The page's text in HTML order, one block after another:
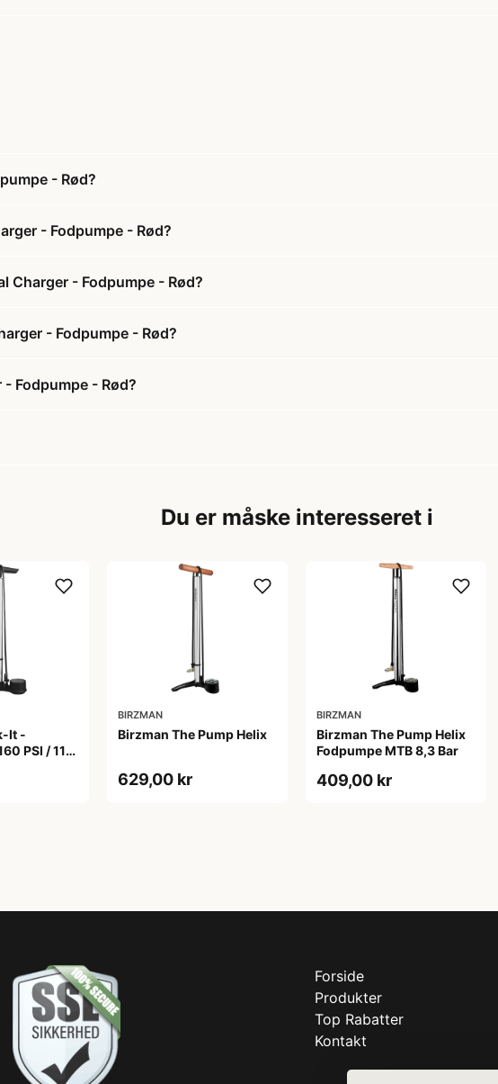
- Rød?
- Fodpumpe - Rød?
Charger - Fodpumpe - Rød?
- Fodpumpe - Rød?
Fodpumpe - Rød?
Du er måske interesseret i
It -
PSI / 11
BIRZMAN
Birzman The Pump Helix
629,00 kr
BIRZMAN
Birzman The Pump Helix
Fodpumpe MTB 8,3 Bar
409,00 kr
Forside
Produkter
Top Rabatter
Kontakt